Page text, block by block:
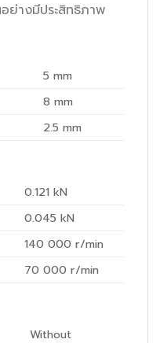
ย่างมีประสิทธิภาพ
5 mm
8 mm
2.5 mm
0.121 kN
0.045 kN
140 000 r/min
70 000 r/min
Without